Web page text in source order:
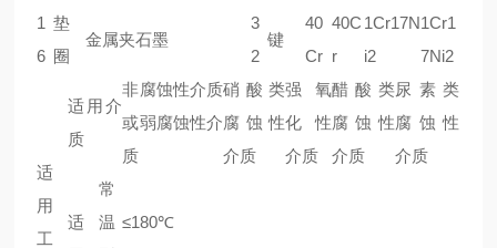
1
6
垫
圈
金属夹石墨
3
2
键
40
Cr
40C
r
1Cr17N
i2
1Cr1
7Ni2
适
用
工
适用介
质
非腐蚀性介质
或弱腐蚀性介
质
硝酸类
腐蚀性
介质
强氧
化性
介质
醋酸类
腐蚀性
介质
尿素类
腐蚀性
介质
适
常
温 ≤180℃